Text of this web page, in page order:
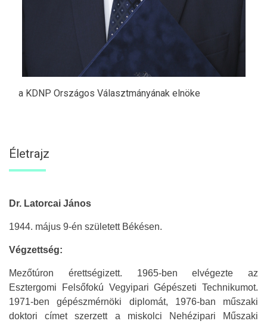
a KDNP Országos Választmányának elnöke
Életrajz
Dr. Latorcai János
1944. május 9-én született Békésen.
Végzettség:
Mezőtúron érettségizett. 1965-ben elvégezte az
Esztergomi Felsőfokú Vegyipari Gépészeti Technikumot.
1971-ben gépészmérnöki diplomát, 1976-ban műszaki
doktori címet szerzett a miskolci Nehézipari Műszaki